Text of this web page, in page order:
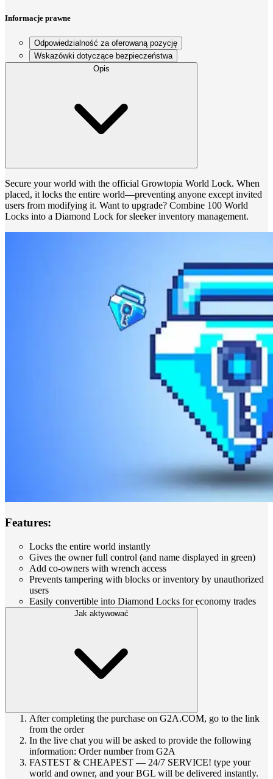
Informacje prawne
Odpowiedzialność za oferowaną pozycję
Wskazówki dotyczące bezpieczeństwa
Opis
Secure your world with the official Growtopia World Lock. When
placed, it locks the entire world—preventing anyone except invited
users from modifying it. Want to upgrade? Combine 100 World
Locks into a Diamond Lock for sleeker inventory management.
Features:
Locks the entire world instantly
Gives the owner full control (and name displayed in green)
Add co‑owners with wrench access
Prevents tampering with blocks or inventory by unauthorized
users
Easily convertible into Diamond Locks for economy trades
Jak aktywować
After completing the purchase on G2A.COM, go to the link
from the order
In the live chat you will be asked to provide the following
information: Order number from G2A
FASTEST & CHEAPEST — 24/7 SERVICE! type your
world and owner, and your BGL will be delivered instantly.